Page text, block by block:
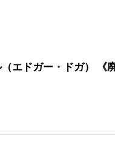
エドガー・ドガ）